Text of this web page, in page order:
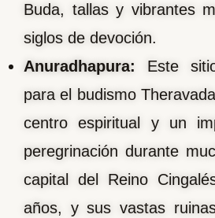
Buda, tallas y vibrantes
siglos de devoción.
Anuradhapura: Este
para el budismo
centro espiritual y un
peregrinación durante
capital del Reino
años, y sus vastas